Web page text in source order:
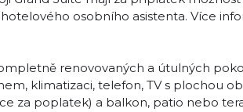
osobního asistenta. Více
renovovaných a útulných
klimatizaci, telefon, TV s plochou
za poplatek) a balkon, patio nebo